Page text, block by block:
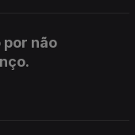
por não